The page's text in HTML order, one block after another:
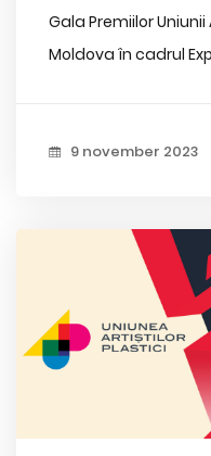
Gala Premiilor
Moldova în cadrul
9 november 2023